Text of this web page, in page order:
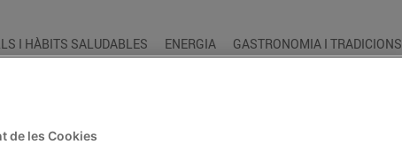
I HÀBITS SALUDABLES ENERGIA GASTRONOMIA I TRADICIONS
de les Cookies